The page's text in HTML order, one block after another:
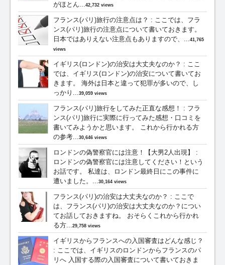
がほとん...42,732 views
フランス(パリ)旅行の注意点は？ : ここでは、フラ
ンス(パリ)旅行の注意点について書いておきます。
日本ではありえない注意点もありますので、...41,765
views
イギリス(ロンドン)の治安は大丈夫なのか？ : ここ
では、イギリス(ロンドン)の治安について書いてお
きます。 海外は日本と違って犯罪が多いので、し
っかり...39,059 views
フランス(パリ)旅行をしてみた正直な感想！ : フラ
ンス(パリ)旅行に実際に行ってみた感想・口コミを
書いてみようかと思います。 これから行かれる方
の参考...30,646 views
ロンドンの偽警察官には注意！【大男2人出現】
:
ロンドンの偽警察官には注意してください！という
お話です。 私達は、ロンドン最終日にこの事件に
遭いました。...30,164 views
フランス(パリ)の治安は大丈夫なのか？ : ここで
は、フランス(パリ)の治安は大丈夫なのか？につい
てお話しておきますね。 おそらくこれから行かれ
る方...29,758 views
イギリスからフランスへの入国審査はどんな感じ？
: ここでは、イギリスのロンドンからフランスのパ
リへ 入国する際の入国審査について書いておきま